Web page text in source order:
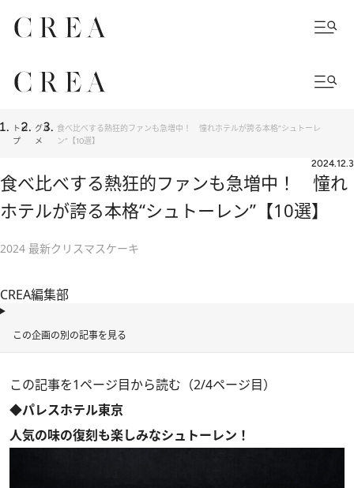
トッ
プ
グル
メ
食べ比べする熱狂的ファンも急増中！ 憧れホテルが誇る本格“シュトーレ
ン”【10選】
2024.12.3
食べ比べする熱狂的ファンも急増中！ 憧れ
ホテルが誇る本格“シュトーレン”【10選】
2024 最新クリスマスケーキ
CREA編集部
この企画の別の記事を見る
この記事を1ページ目から読む（2/4ページ目）
◆パレスホテル東京
人気の味の復刻も楽しみなシュトーレン！